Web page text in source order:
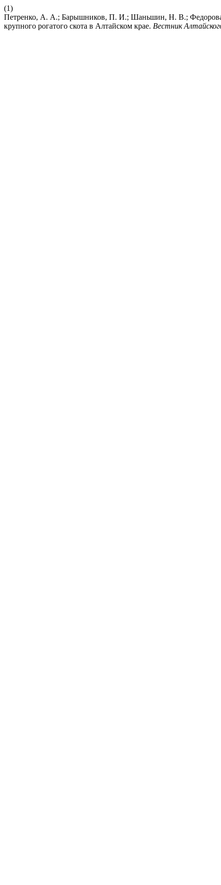
(1)
Петренко, А. А.; Барышников, П. И.; Шаньшин, Н. В.;
крупного рогатого скота в Алтайском крае. Вестник